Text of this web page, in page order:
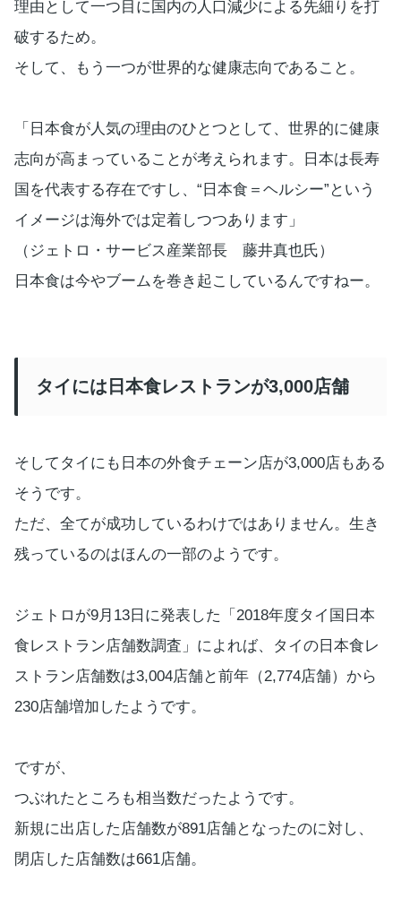
理由として一つ目に国内の人口減少による先細りを打
破するため。
そして、もう一つが世界的な健康志向であること。
「日本食が人気の理由のひとつとして、世界的に健康
志向が高まっていることが考えられます。日本は長寿
国を代表する存在ですし、“日本食＝ヘルシー”という
イメージは海外では定着しつつあります」
（ジェトロ・サービス産業部長 藤井真也氏）
日本食は今やブームを巻き起こしているんですねー。
タイには日本食レストランが3,000店舗
そしてタイにも日本の外食チェーン店が3,000店もある
そうです。
ただ、全てが成功しているわけではありません。生き
残っているのはほんの一部のようです。
ジェトロが9月13日に発表した「2018年度タイ国日本
食レストラン店舗数調査」によれば、タイの日本食レ
ストラン店舗数は3,004店舗と前年（2,774店舗）から
230店舗増加したようです。
ですが、
つぶれたところも相当数だったようです。
新規に出店した店舗数が891店舗となったのに対し、
閉店した店舗数は661店舗。